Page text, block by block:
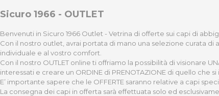
Sicuro 1966 - OUTLET
Benvenuti in Sicuro 1966 Outlet - Vetrina di offerte sui capi di
Con il nostro outlet, avrai portata di mano una selezione curata
individuale e al vostro comfort.
Con il nostro OUTLET online ti offriamo la possibilità di visionare
interessati e creare un ORDINE di PRENOTAZIONE di quello che
E’ importante sapere che le OFFERTE saranno relative a capi
La consegna dei capi in offerta sarà effettuata solo ed